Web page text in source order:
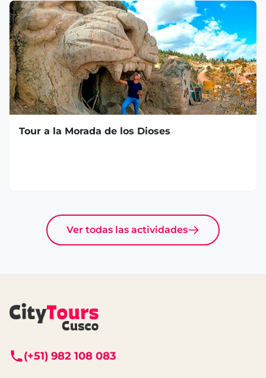
Tour a la Morada de los Dioses
Ver todas las actividades
(+51) 982 108 083